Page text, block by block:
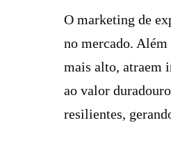
O marketing de
no mercado.
mais alto, atraem
ao valor
resilientes,